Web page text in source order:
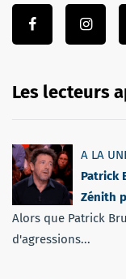
Les lecteurs
A LA
Patrick
Zénith
Alors que Patrick
d'agressions...